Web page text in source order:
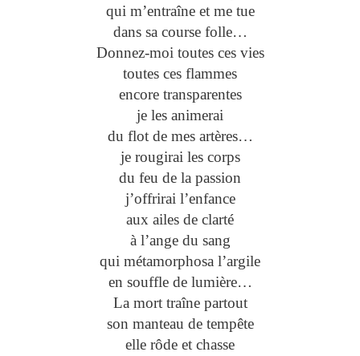
qui m’entraîne et me tue
dans sa course folle…
Donnez-moi toutes ces vies
toutes ces flammes
encore transparentes
je les animerai
du flot de mes artères…
je rougirai les corps
du feu de la passion
j’offrirai l’enfance
aux ailes de clarté
à l’ange du sang
qui métamorphosa l’argile
en souffle de lumière…
La mort traîne partout
son manteau de tempête
elle rôde et chasse